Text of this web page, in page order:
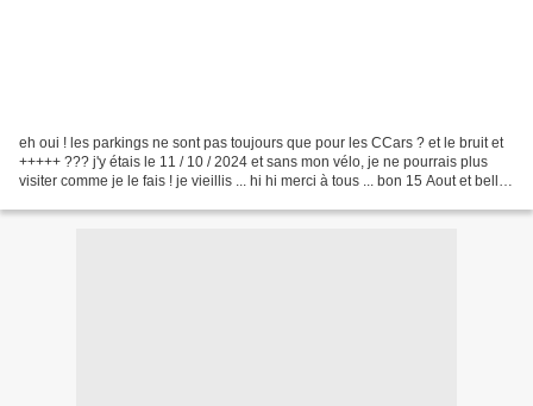
eh oui ! les parkings ne sont pas toujours que pour les CCars ? et le bruit et
+++++ ??? j'y étais le 11 / 10 / 2024 et sans mon vélo, je ne pourrais plus
visiter comme je le fais ! je vieillis ... hi hi merci à tous ... bon 15 Aout et belle